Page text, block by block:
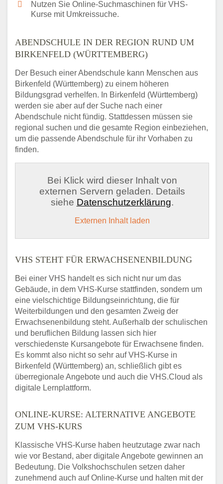
Nutzen Sie Online-Suchmaschinen für VHS-
Kurse mit Umkreissuche.
ABENDSCHULE IN DER REGION RUND UM
BIRKENFELD (WÜRTTEMBERG)
Der Besuch einer Abendschule kann Menschen aus
Birkenfeld (Württemberg) zu einem höheren
Bildungsgrad verhelfen. In Birkenfeld (Württemberg)
werden sie aber auf der Suche nach einer
Abendschule nicht fündig. Stattdessen müssen sie
regional suchen und die gesamte Region einbeziehen,
um die passende Abendschule für ihr Vorhaben zu
finden.
Bei Klick wird dieser Inhalt von
externen Servern geladen. Details
siehe Datenschutzerklärung.
Externen Inhalt laden
VHS STEHT FÜR ERWACHSENENBILDUNG
Bei einer VHS handelt es sich nicht nur um das
Gebäude, in dem VHS-Kurse stattfinden, sondern um
eine vielschichtige Bildungseinrichtung, die für
Weiterbildungen und den gesamten Zweig der
Erwachsenenbildung steht. Außerhalb der schulischen
und beruflichen Bildung lassen sich hier
verschiedenste Kursangebote für Erwachsene finden.
Es kommt also nicht so sehr auf VHS-Kurse in
Birkenfeld (Württemberg) an, schließlich gibt es
überregionale Angebote und auch die VHS.Cloud als
digitale Lernplattform.
ONLINE-KURSE: ALTERNATIVE ANGEBOTE
ZUM VHS-KURS
Klassische VHS-Kurse haben heutzutage zwar nach
wie vor Bestand, aber digitale Angebote gewinnen an
Bedeutung. Die Volkshochschulen setzen daher
zunehmend auch auf Online-Kurse und halten mit der